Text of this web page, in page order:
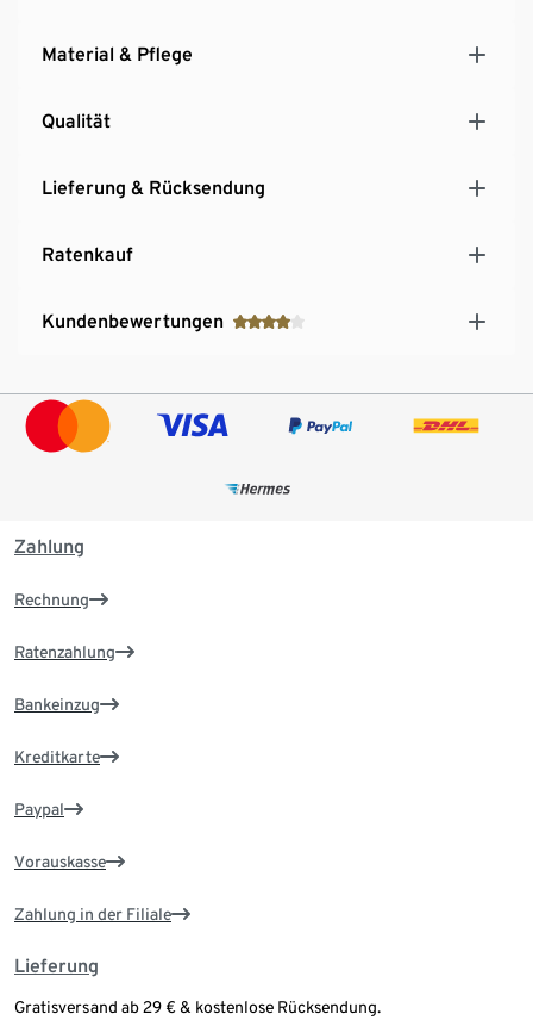
Material & Pflege
Qualität
Lieferung & Rücksendung
Ratenkauf
Kundenbewertungen
Zahlung
Rechnung
Ratenzahlung
Bankeinzug
Kreditkarte
Paypal
Vorauskasse
Zahlung in der Filiale
Lieferung
Gratisversand ab 29 € & kostenlose Rücksendung.